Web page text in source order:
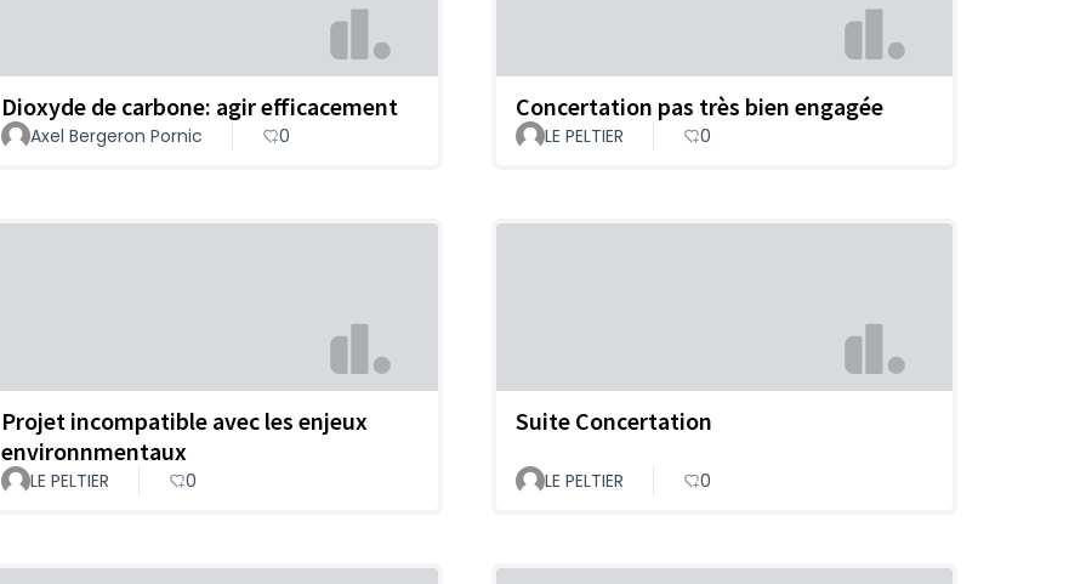
Dioxyde de carbone: agir efficacement
Axel Bergeron Pornic 0
Concertation pas très bien engagée
LE PELTIER 0
Projet incompatible avec les enjeux
environnmentaux
LE PELTIER 0
Suite Concertation
LE PELTIER 0